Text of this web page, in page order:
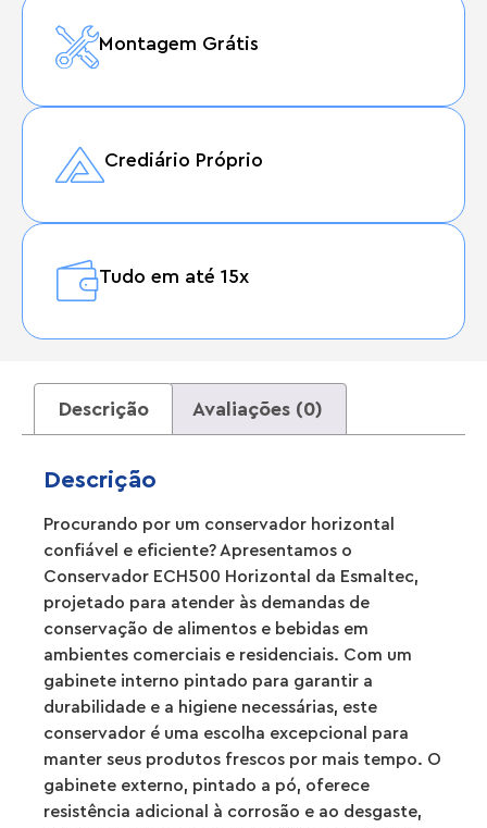
Montagem Grátis
Crediário Próprio
Tudo em até 15x
Descrição Avaliações (0)
Descrição
Procurando por um conservador horizontal
confiável e eficiente? Apresentamos o
Conservador ECH500 Horizontal da Esmaltec,
projetado para atender às demandas de
conservação de alimentos e bebidas em
ambientes comerciais e residenciais. Com um
gabinete interno pintado para garantir a
durabilidade e a higiene necessárias, este
conservador é uma escolha excepcional para
manter seus produtos frescos por mais tempo. O
gabinete externo, pintado a pó, oferece
resistência adicional à corrosão e ao desgaste,